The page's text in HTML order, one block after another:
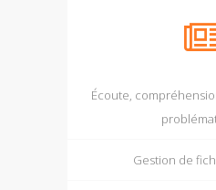
Écoute,
Gestion de